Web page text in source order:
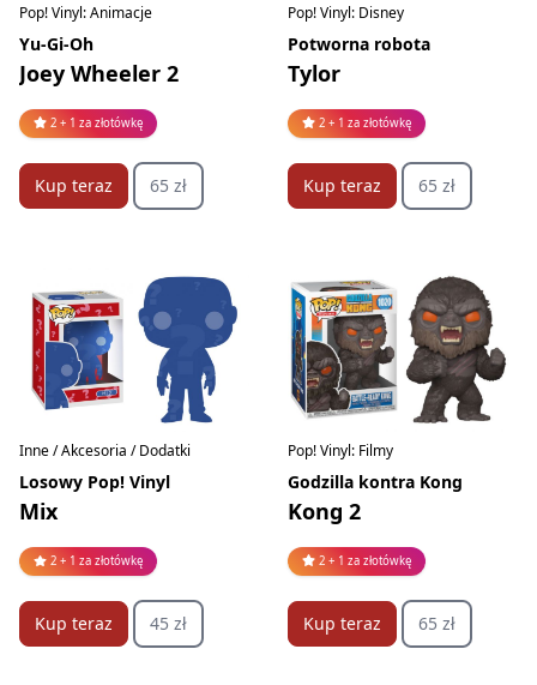
Pop! Vinyl: Animacje
Yu-Gi-Oh
Joey Wheeler 2
2 + 1 za złotówkę
Kup teraz 65 zł
Pop! Vinyl: Disney
Potworna robota
Tylor
2 + 1 za złotówkę
Kup teraz 65 zł
Inne / Akcesoria / Dodatki
Losowy Pop! Vinyl
Mix
2 + 1 za złotówkę
Kup teraz 45 zł
Pop! Vinyl: Filmy
Godzilla kontra Kong
Kong 2
2 + 1 za złotówkę
Kup teraz 65 zł